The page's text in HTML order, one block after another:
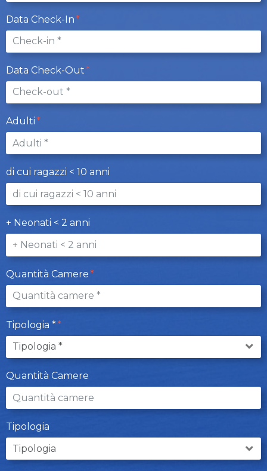
Data Check-In
Data Check-Out
Adulti
di cui ragazzi < 10 anni
+ Neonati < 2 anni
Quantità Camere
Tipologia *
Quantità Camere
Tipologia